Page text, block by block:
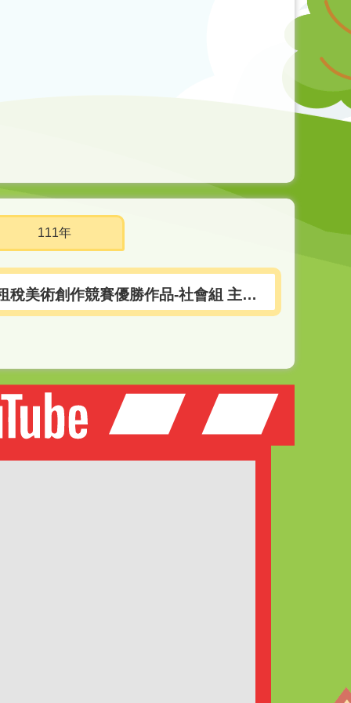
111年
租稅美術創作競賽優勝作品-社會組 主題3：重要稅制類